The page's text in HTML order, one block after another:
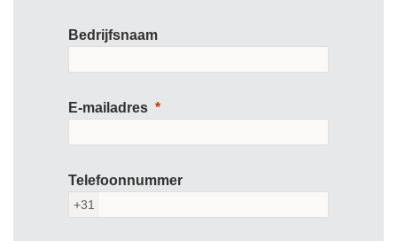
Bedrijfsnaam
E-mailadres
Telefoonnummer
+31